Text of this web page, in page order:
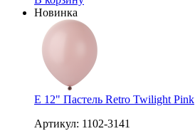
Новинка
Е 12" Пастель Retro Twilight Pink
Артикул: 1102-3141